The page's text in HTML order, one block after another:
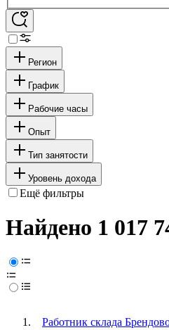
Регион
График
Рабочие часы
Опыт
Тип занятости
Уровень дохода
Ещё фильтры
Найдено 1 017
Работник склада